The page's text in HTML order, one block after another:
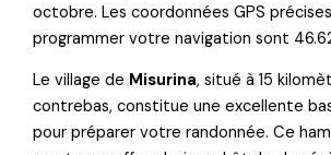
octobre. Les coordonnées GPS
programmer votre navigation sont
Le village de Misurina, situé à 15
contrebas, constitue une excellente
pour préparer votre randonnée. Ce